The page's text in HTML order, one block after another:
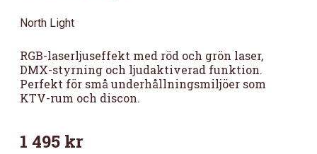
North Light
RGB-laserljuseffekt med röd och grön laser,
DMX-styrning och ljudaktiverad funktion.
Perfekt för små underhållningsmiljöer som
KTV-rum och discon.
1 495 kr